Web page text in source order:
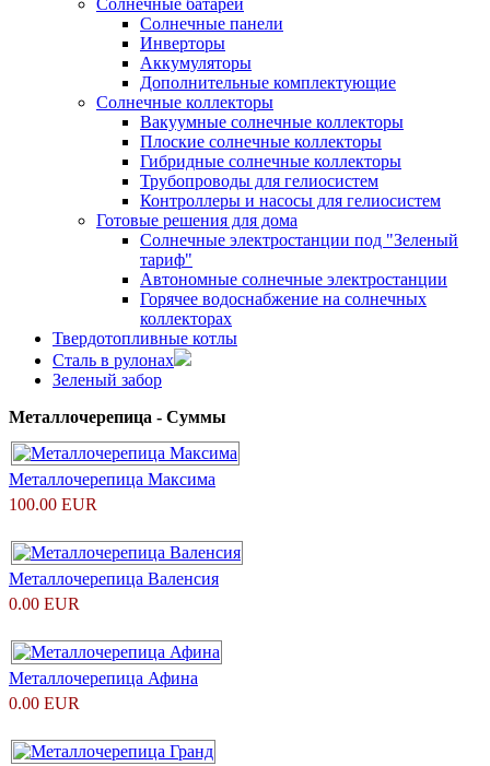
Солнечные батареи
Солнечные панели
Инверторы
Аккумуляторы
Дополнительные комплектующие
Солнечные коллекторы
Вакуумные солнечные коллекторы
Плоские солнечные коллекторы
Гибридные солнечные коллекторы
Трубопроводы для гелиосистем
Контроллеры и насосы для гелиосистем
Готовые решения для дома
Солнечные электростанции под "Зеленый
тариф"
Автономные солнечные электростанции
Горячее водоснабжение на солнечных
коллекторах
Твердотопливные котлы
Сталь в рулонах
Зеленый забор
Металлочерепица - Суммы
Металлочерепица Максима
100.00 EUR
Металлочерепица Валенсия
0.00 EUR
Металлочерепица Афина
0.00 EUR